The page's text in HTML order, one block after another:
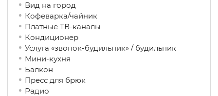
Вид на город
Кофеварка/чайник
Платные ТВ-каналы
Кондиционер
Услуга «звонок-будильник» / будильник
Мини-кухня
Балкон
Пресс для брюк
Радио